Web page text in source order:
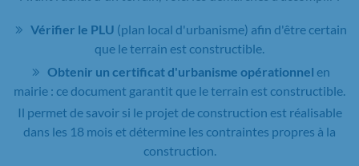
Vérifier le PLU (plan local d'urbanisme) afin d'être certain
que le terrain est constructible.
Obtenir un certificat d'urbanisme opérationnel en
mairie : ce document garantit que le terrain est constructible.
Il permet de savoir si le projet de construction est réalisable
dans les 18 mois et détermine les contraintes propres à la
construction.